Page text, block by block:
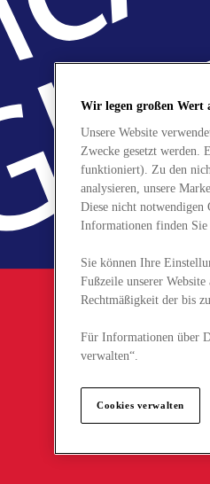
Wir legen großen Wert
Unsere Website
Zwecke gesetzt werden.
funktioniert). Zu den
analysieren, unsere
Diese nicht notwendigen
Informationen finden Sie
Sie können Ihre
Fußzeile unserer
Rechtmäßigkeit der bis
Für Informationen über
verwalten“.
Cookies verwalten